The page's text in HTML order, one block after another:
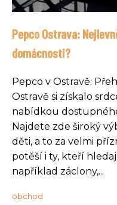
Pepco Ostrava:
domácnosti?
Pepco v Ostravě:
Ostravě si získalo
nabídkou
Najdete zde široký
děti, a to za velmi
potěší i ty, kteří
například záclony,...
obchod